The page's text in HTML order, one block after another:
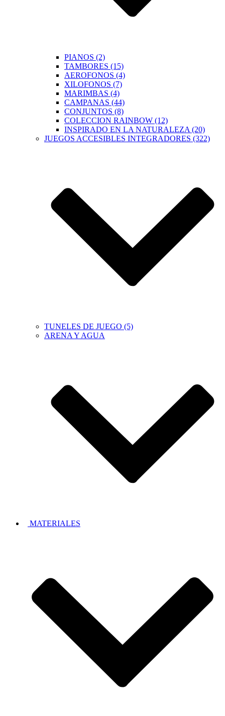
PIANOS (2)
TAMBORES (15)
AEROFONOS (4)
XILOFONOS (7)
MARIMBAS (4)
CAMPANAS (44)
CONJUNTOS (8)
COLECCION RAINBOW (12)
INSPIRADO EN LA NATURALEZA (20)
JUEGOS ACCESIBLES INTEGRADORES (322)
TUNELES DE JUEGO (5)
ARENA Y AGUA
MATERIALES